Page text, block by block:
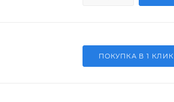
ПОКУПКА В 1 КЛИК